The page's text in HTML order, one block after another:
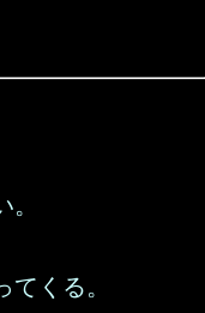
くる。